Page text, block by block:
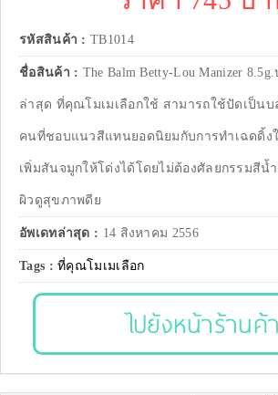
รหัสสินค้า : TB1014
ชื่อสินค้า : The Balm Betty-Lou Manizer
ล่าสุด ที่คุณโมเมเลือกใช้ สามารถใช้ปัดเป็น
คนที่ชอบแนวสีแทนยอดนิยมกับการทำเฉดดิ้งใ
เพิ่มสันจมูกให้โด่งได้โดยไม่ต้องศัลยกรรมสีน้
ผิวดูสุขภาพดีย
อัพเดทล่าสุด : 14 สิงหาคม 2556
Tags :ที่คุณโมเมเลือก
ไปยังหน้าร้านค้า